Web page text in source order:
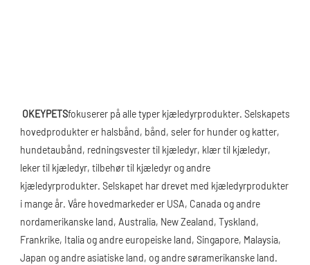
OKEYPETSfokuserer på alle typer kjæledyrprodukter. Selskapets
hovedprodukter er halsbånd, bånd, seler for hunder og katter,
hundetaubånd, redningsvester til kjæledyr, klær til kjæledyr,
leker til kjæledyr, tilbehør til kjæledyr og andre
kjæledyrprodukter. Selskapet har drevet med kjæledyrprodukter
i mange år. Våre hovedmarkeder er USA, Canada og andre
nordamerikanske land, Australia, New Zealand, Tyskland,
Frankrike, Italia og andre europeiske land, Singapore, Malaysia,
Japan og andre asiatiske land, og andre søramerikanske land.